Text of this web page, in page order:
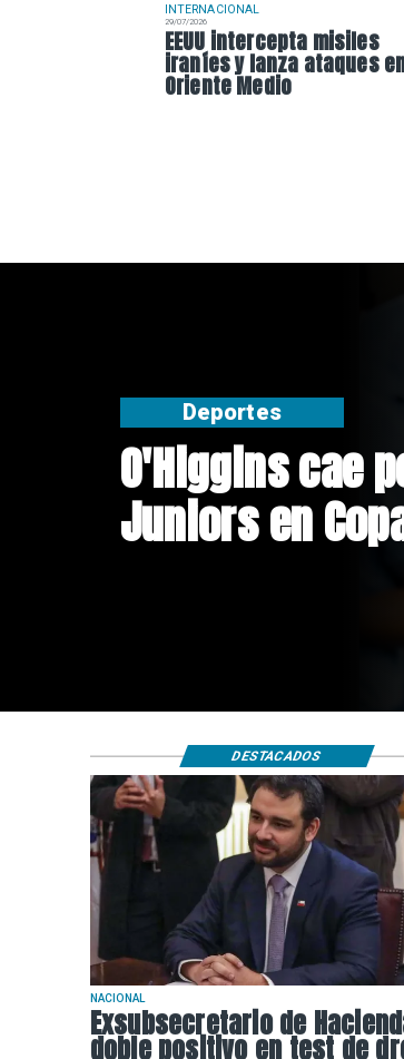
INTERNACIONAL
29/07/2026
EEUU intercepta misiles
iraníes y lanza ataques
Oriente Medio
O'Higgins cae
Juniors en
Deportes
NACIONAL
Exsubsecretario de
doble positivo en test de
DESTACADOS